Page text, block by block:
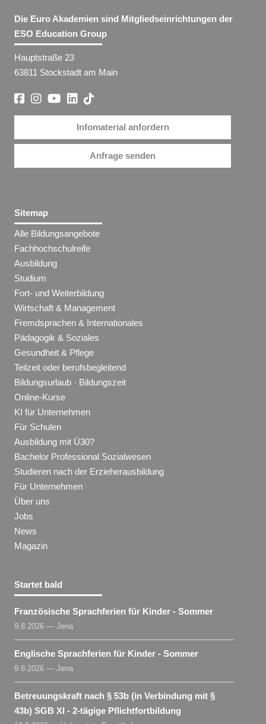
Die Euro Akademien sind Mitgliedseinrichtungen der
ESO Education Group
Hauptstraße 23
63811 Stockstadt am Main
Infomaterial anfordern
Anfrage senden
Sitemap
Alle Bildungsangebote
Fachhochschulreife
Ausbildung
Studium
Fort- und Weiterbildung
Wirtschaft & Management
Fremdsprachen & Internationales
Pädagogik & Soziales
Gesundheit & Pflege
Teilzeit oder berufsbegleitend
Bildungsurlaub · Bildungszeit
Online-Kurse
KI für Unternehmen
Für Schulen
Ausbildung mit Ü30?
Bachelor Professional Sozialwesen
Studieren nach der Erzieherausbildung
Für Unternehmen
Über uns
Jobs
News
Magazin
Startet bald
Französische Sprachferien für Kinder - Sommer
9.8.2026 — Jena
Englische Sprachferien für Kinder - Sommer
9.8.2026 — Jena
Betreuungskraft nach § 53b (in Verbindung mit §
43b) SGB XI - 2-tägige Pflichtfortbildung